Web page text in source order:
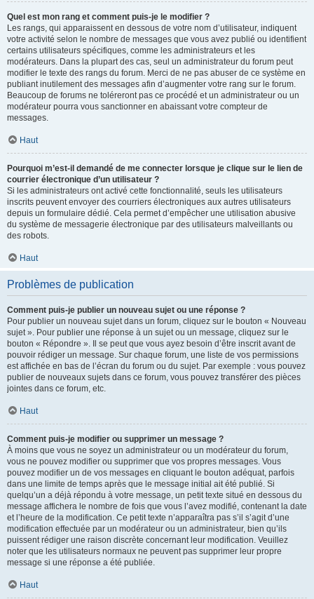
Quel est mon rang et comment puis-je le modifier ?
Les rangs, qui apparaissent en dessous de votre nom d’utilisateur, indiquent
votre activité selon le nombre de messages que vous avez publié ou identifient
certains utilisateurs spécifiques, comme les administrateurs et les
modérateurs. Dans la plupart des cas, seul un administrateur du forum peut
modifier le texte des rangs du forum. Merci de ne pas abuser de ce système en
publiant inutilement des messages afin d’augmenter votre rang sur le forum.
Beaucoup de forums ne toléreront pas ce procédé et un administrateur ou un
modérateur pourra vous sanctionner en abaissant votre compteur de
messages.
Haut
Pourquoi m’est-il demandé de me connecter lorsque je clique sur le lien de
courrier électronique d’un utilisateur ?
Si les administrateurs ont activé cette fonctionnalité, seuls les utilisateurs
inscrits peuvent envoyer des courriers électroniques aux autres utilisateurs
depuis un formulaire dédié. Cela permet d’empêcher une utilisation abusive
du système de messagerie électronique par des utilisateurs malveillants ou
des robots.
Haut
Problèmes de publication
Comment puis-je publier un nouveau sujet ou une réponse ?
Pour publier un nouveau sujet dans un forum, cliquez sur le bouton « Nouveau
sujet ». Pour publier une réponse à un sujet ou un message, cliquez sur le
bouton « Répondre ». Il se peut que vous ayez besoin d’être inscrit avant de
pouvoir rédiger un message. Sur chaque forum, une liste de vos permissions
est affichée en bas de l’écran du forum ou du sujet. Par exemple : vous pouvez
publier de nouveaux sujets dans ce forum, vous pouvez transférer des pièces
jointes dans ce forum, etc.
Haut
Comment puis-je modifier ou supprimer un message ?
À moins que vous ne soyez un administrateur ou un modérateur du forum,
vous ne pouvez modifier ou supprimer que vos propres messages. Vous
pouvez modifier un de vos messages en cliquant le bouton adéquat, parfois
dans une limite de temps après que le message initial ait été publié. Si
quelqu’un a déjà répondu à votre message, un petit texte situé en dessous du
message affichera le nombre de fois que vous l’avez modifié, contenant la date
et l’heure de la modification. Ce petit texte n’apparaîtra pas s’il s’agit d’une
modification effectuée par un modérateur ou un administrateur, bien qu’ils
puissent rédiger une raison discrète concernant leur modification. Veuillez
noter que les utilisateurs normaux ne peuvent pas supprimer leur propre
message si une réponse a été publiée.
Haut